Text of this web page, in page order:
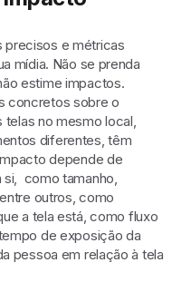
precisos e métricas
mídia. Não se prenda
estime impactos.
concretos sobre o
telas no mesmo local,
diferentes, têm
depende de
si, como tamanho,
outros, como
a tela está, como fluxo
de exposição da
pessoa em relação à tela